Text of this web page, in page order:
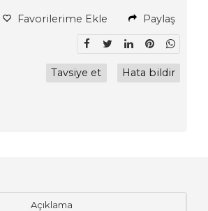
Favorilerime Ekle Paylaş
Tavsiye et Hata bildir
Açıklama